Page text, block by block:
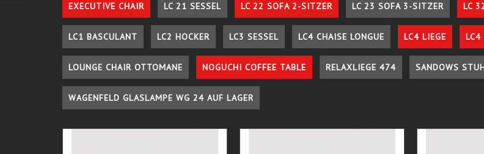
EXECUTIVE CHAIR LC 21 SESSEL LC 22 SOFA 2-SITZER LC 23 SOFA 3-SITZER LC
LC1 BASCULANT LC2 HOCKER LC3 SESSEL LC4 CHAISE LONGUE LC4 LIEGE LC4
LOUNGE CHAIR OTTOMANE NOGUCHI COFFEE TABLE RELAXLIEGE 474 SANDOWS
WAGENFELD GLASLAMPE WG 24 AUF LAGER